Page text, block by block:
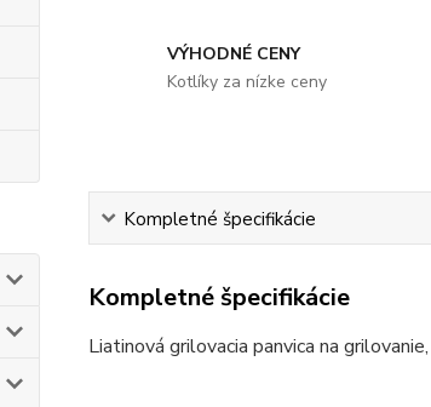
VÝHODNÉ CENY
Kotlíky za nízke ceny
Kompletné špecifikácie
Kompletné špecifikácie
Liatinová grilovacia panvica na